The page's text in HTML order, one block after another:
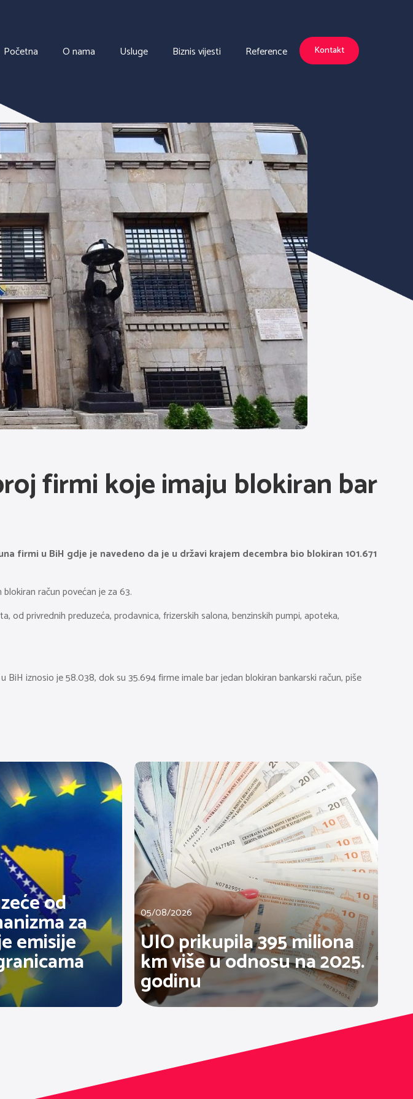
Početna O nama Usluge Biznis vijesti Reference Kontakt
firmi koje imaju blokiran bar
firmi u BiH gdje je navedeno da je u državi krajem decembra bio blokiran 101.671
račun povećan je za 63.
privrednih preduzeća, prodavnica, frizerskih salona, benzinskih pumpi, apoteka,
iznosio je 58.038, dok su 35.694 firme imale bar jedan blokiran bankarski račun, piše
od
za
emisije
05/08/2026
UIO prikupila 395 miliona
km više u odnosu na 2025.
godinu